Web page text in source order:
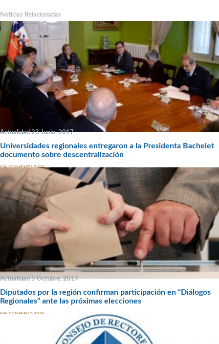
Noticias Relacionadas
Actualidad 23 Junio, 2017
Universidades regionales entregaron a la Presidenta Bachelet
documento sobre descentralización
SIN COMENTARIOS
Actualidad 5 Octubre, 2017
Diputados por la región confirman participación en “Diálogos
Regionales” ante las próximas elecciones
SIN COMENTARIOS